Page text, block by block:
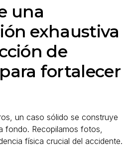
una
exhaustiva
de
fortalecer
un caso sólido se construye
fondo. Recopilamos fotos,
física crucial del accidente.